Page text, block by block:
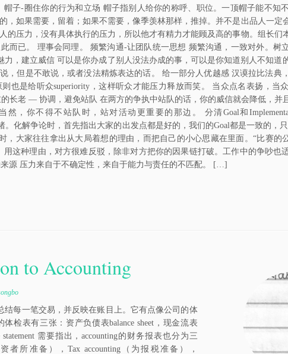
子-圈住你的行为和立场 帽子指别人给你的称呼、职位。一顶帽子能不知
，如果需要，留着；如果不需要，像季羡林那样，推掉。并不是出品人一定
的压力，没有具体执行的压力，所以他才有精力才能顾及高的事物。组长们
而已。 理事会同理。 频繁沟通-让团队统一思想 频繁沟通，一致对外。树
，建立威信 可以是你办成了别人没法办成的事，可以是你知道别人不知道
，但是不敢说，或者没法精炼表达的话。 给一部分人优越感 汉谟拉比法典
也是给听众superiority，这样听众才能压力释放而笑。 当众点名表扬，当
长老 — 协调，避免站队 在两方的争执中站队的话，你的威信就会降低，并
，你不得不站队时，站对活动更重要的那边。 分清Goal和
。化解争论时，首先指出大家的出发点都是好的，我们的Goal都是一致的，
，大家往往拿出从大局着想的理由，而把自己的小心思藏在里面。“比赛的
用这种理由，对方很难反驳，除非对方把你的因果链打破。工作中的争吵也
源 压力来自于不确定性，来自于能力与责任的不匹配。 […]
to Accounting
结每一笔交易，并反映在账目上。它有点像公司的体
检表有三张：资产负债表balance sheet，现金流表
statement 需要指出，accounting的财务报表也分为三
者所准备），Tax accounting（为报税准备），